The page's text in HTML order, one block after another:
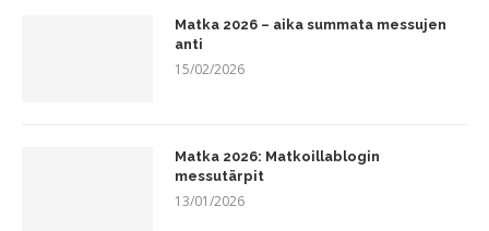
Matka 2026 – aika summata messujen
anti
15/02/2026
Matka 2026: Matkoillablogin
messutärpit
13/01/2026